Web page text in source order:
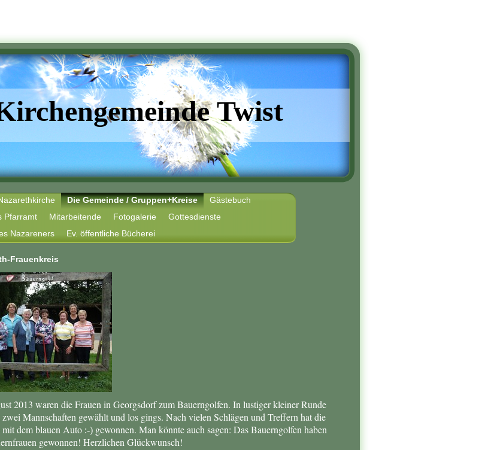
Twist
Die Gemeinde / Gruppen+Kreise
Gästebuch
Pfarramt Mitarbeitende Fotogalerie
Gottesdienste
Nazareners Ev. öffentliche Bücherei
Frauenkreis
2013 waren die Frauen in Georgsdorf zum Bauerngolfen. In lustiger kleiner Runde
Mannschaften gewählt und los gings. Nach vielen Schlägen und Treffern hat die
dem blauen Auto :-) gewonnen. Man könnte auch sagen: Das Bauerngolfen haben
gewonnen! Herzlichen Glückwunsch!